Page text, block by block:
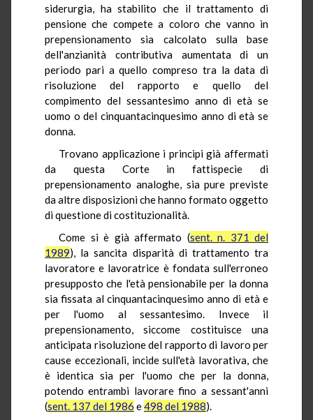
siderurgia, ha stabilito che il trattamento di
pensione che compete a coloro che vanno in
prepensionamento sia calcolato sulla base
dell'anzianità contributiva aumentata di un
periodo pari a quello compreso tra la data di
risoluzione del rapporto e quello del
compimento del sessantesimo anno di età se
uomo o del cinquantacinquesimo anno di età se
donna.
Trovano applicazione i principi già affermati
da questa Corte in fattispecie di
prepensionamento analoghe, sia pure previste
da altre disposizioni che hanno formato oggetto
di questione di costituzionalità.
Come si è già affermato (sent. n. 371 del
1989), la sancita disparità di trattamento tra
lavoratore e lavoratrice è fondata sull'erroneo
presupposto che l'età pensionabile per la donna
sia fissata al cinquantacinquesimo anno di età e
per l'uomo al sessantesimo. Invece il
prepensionamento, siccome costituisce una
anticipata risoluzione del rapporto di lavoro per
cause eccezionali, incide sull'età lavorativa, che
è identica sia per l'uomo che per la donna,
potendo entrambi lavorare fino a sessant'anni
(sent. 137 del 1986 e498 del 1988).